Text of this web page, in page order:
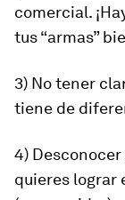
comercial.
tus “armas”
3) No tener
tiene de
4)
quieres lograr